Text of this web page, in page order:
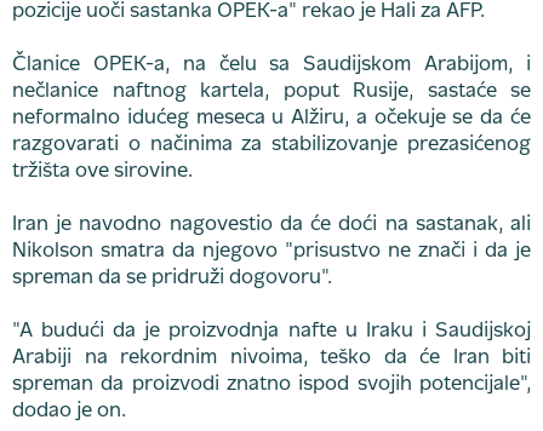
pozicije uoči sastanka OPEK-a" rekao je Hali za AFP.
Članice OPEK-a, na čelu sa Saudijskom Arabijom, i
nečlanice naftnog kartela, poput Rusije, sastaće se
neformalno idućeg meseca u Alžiru, a očekuje se da će
razgovarati o načinima za stabilizovanje prezasićenog
tržišta ove sirovine.
Iran je navodno nagovestio da će doći na sastanak, ali
Nikolson smatra da njegovo "prisustvo ne znači i da je
spreman da se pridruži dogovoru".
"A budući da je proizvodnja nafte u Iraku i Saudijskoj
Arabiji na rekordnim nivoima, teško da će Iran biti
spreman da proizvodi znatno ispod svojih potencijale",
dodao je on.